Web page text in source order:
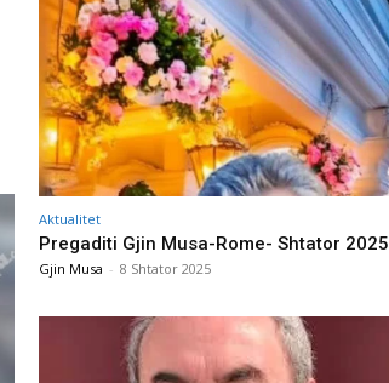
Aktualitet
Pregaditi Gjin Musa-Rome- Shtator 2025
Gjin Musa - 8 Shtator 2025